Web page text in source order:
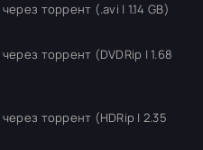
через торрент (.avi | 1.14 GB)
через торрент (DVDRip | 1.68
через торрент (HDRip | 2.35